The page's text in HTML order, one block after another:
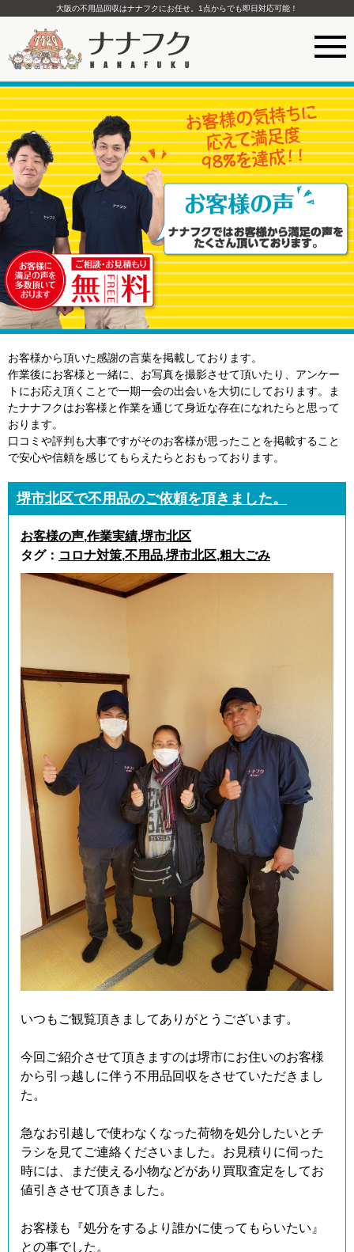
大阪の不用品回収はナナフクにお任せ。1点からでも即日対応可能！
お客様から頂いた感謝の言葉を掲載しております。
作業後にお客様と一緒に、お写真を撮影させて頂いたり、アンケー
トにお応え頂くことで一期一会の出会いを大切にしております。ま
たナナフクはお客様と作業を通じて身近な存在になれたらと思って
おります。
口コミや評判も大事ですがそのお客様が思ったことを掲載すること
で安心や信頼を感じてもらえたらとおもっております。
堺市北区で不用品のご依頼を頂きました。
お客様の声,作業実績,堺市北区
タグ： コロナ対策,不用品,堺市北区,粗大ごみ
いつもご観覧頂きましてありがとうございます。
今回ご紹介させて頂きますのは堺市にお住いのお客様
から引っ越しに伴う不用品回収をさせていただきまし
た。
急なお引越しで使わなくなった荷物を処分したいとチ
ラシを見てご連絡くださいました。お見積りに伺った
時には、まだ使える小物などがあり買取査定をしてお
値引きさせて頂きました。
お客様も『処分をするより誰かに使ってもらいたい』
との事でした。